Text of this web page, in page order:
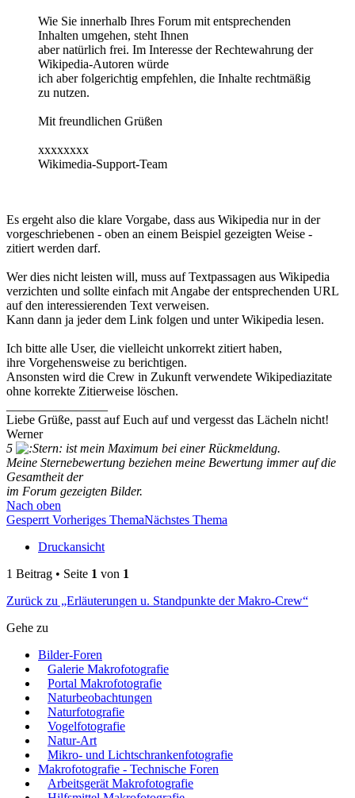
Wie Sie innerhalb Ihres Forum mit entsprechenden
Inhalten umgehen, steht Ihnen
aber natürlich frei. Im Interesse der Rechtewahrung der
Wikipedia-Autoren würde
ich aber folgerichtig empfehlen, die Inhalte rechtmäßig
zu nutzen.
Mit freundlichen Grüßen
xxxxxxxx
Wikimedia-Support-Team
Es ergeht also die klare Vorgabe, dass aus Wikipedia nur in der
vorgeschriebenen - oben an einem Beispiel gezeigten Weise -
zitiert werden darf.
Wer dies nicht leisten will, muss auf Textpassagen aus Wikipedia
verzichten und sollte einfach mit Angabe der entsprechenden URL
auf den interessierenden Text verweisen.
Kann dann ja jeder dem Link folgen und unter Wikipedia lesen.
Ich bitte alle User, die vielleicht unkorrekt zitiert haben,
ihre Vorgehensweise zu berichtigen.
Ansonsten wird die Crew in Zukunft verwendete Wikipediazitate
ohne korrekte Zitierweise löschen.
Liebe Grüße, passt auf Euch auf und vergesst das Lächeln nicht!
Werner
5
ist mein Maximum bei einer Rückmeldung.
Meine Sternebewertung beziehen meine Bewertung immer auf die
Gesamtheit der
im Forum gezeigten Bilder.
Nach oben
Gesperrt Vorheriges ThemaNächstes Thema
Druckansicht
1 Beitrag • Seite 1 von 1
Zurück zu „Erläuterungen u. Standpunkte der Makro-Crew“
Gehe zu
Bilder-Foren
Galerie Makrofotografie
Portal Makrofotografie
Naturbeobachtungen
Naturfotografie
Vogelfotografie
Natur-Art
Mikro- und Lichtschrankenfotografie
Makrofotografie - Technische Foren
Arbeitsgerät Makrofotografie